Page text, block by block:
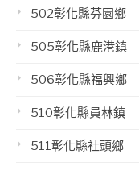
502彰化縣芬園鄉
505彰化縣鹿港鎮
506彰化縣福興鄉
510彰化縣員林鎮
511彰化縣社頭鄉